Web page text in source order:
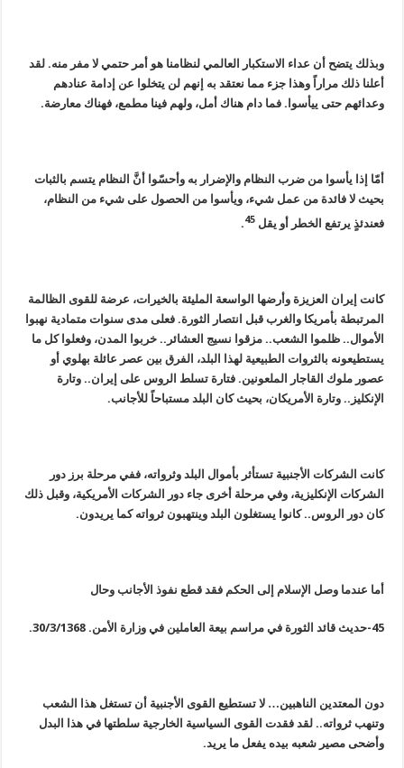
وبذلك يتضح أن عداء الاستكبار العالمي لنظامنا هو أمر حتمي لا مفر منه. لقد
أعلنا ذلك مراراً وهذا جزء مما نعتقد به إنهم لن يتخلوا عن إدامة عنادهم
وعدائهم حتى ييأسوا. فما دام هناك أمل، ولهم فينا مطمع، فهناك معارضة.
أمّا إذا يأسوا من ضرب النظام والإضرار به وأحسّوا أنَّ النظام يتسم بالثبات
بحيث لا فائدة من عمل شيء، ويأسوا من الحصول على شيء من النظام،
فعندئذٍ يرتفع الخطر أو يقل45
.
كانت إيران العزيزة وأرضها الواسعة المليئة بالخيرات، عرضة للقوى الظالمة
المرتبطة بأمريكا والغرب قبل انتصار الثورة. فعلى مدى سنوات متمادية نهبوا
الأموال.. ظلموا الشعب.. مزقوا نسيج العشائر.. خربوا المدن، وفعلوا كل ما
يستطيعونه بالثروات الطبيعية لهذا البلد، الفرق بين عصر عائلة بهلوي أو
عصور ملوك القاجار الملعونين. فتارة تسلط الروس على إيران.. وتارة
الإنكليز.. وتارة الأمريكان، بحيث كان البلد مستباحاً للأجانب.
كانت الشركات الأجنبية تستأثر بأموال البلد وثرواته، ففي مرحلة برز دور
الشركات الإنكليزية، وفي مرحلة أخرى جاء دور الشركات الأمريكية، وقبل ذلك
كان دور الروس.. كانوا يستغلون البلد وينتهبون ثرواته كما يريدون.
أما عندما وصل الإسلام إلى الحكم فقد قطع نفوذ الأجانب وحال
45-حديث قائد الثورة في مراسم بيعة العاملين في وزارة الأمن. 30/3/1368.
دون المعتدين الناهبين… لا تستطيع القوى الأجنبية أن تستغل هذا الشعب
وتنهب ثرواته.. لقد فقدت القوى السياسية الخارجية سلطتها في هذا البدل
وأضحى مصير شعبه بيده يفعل ما يريد.